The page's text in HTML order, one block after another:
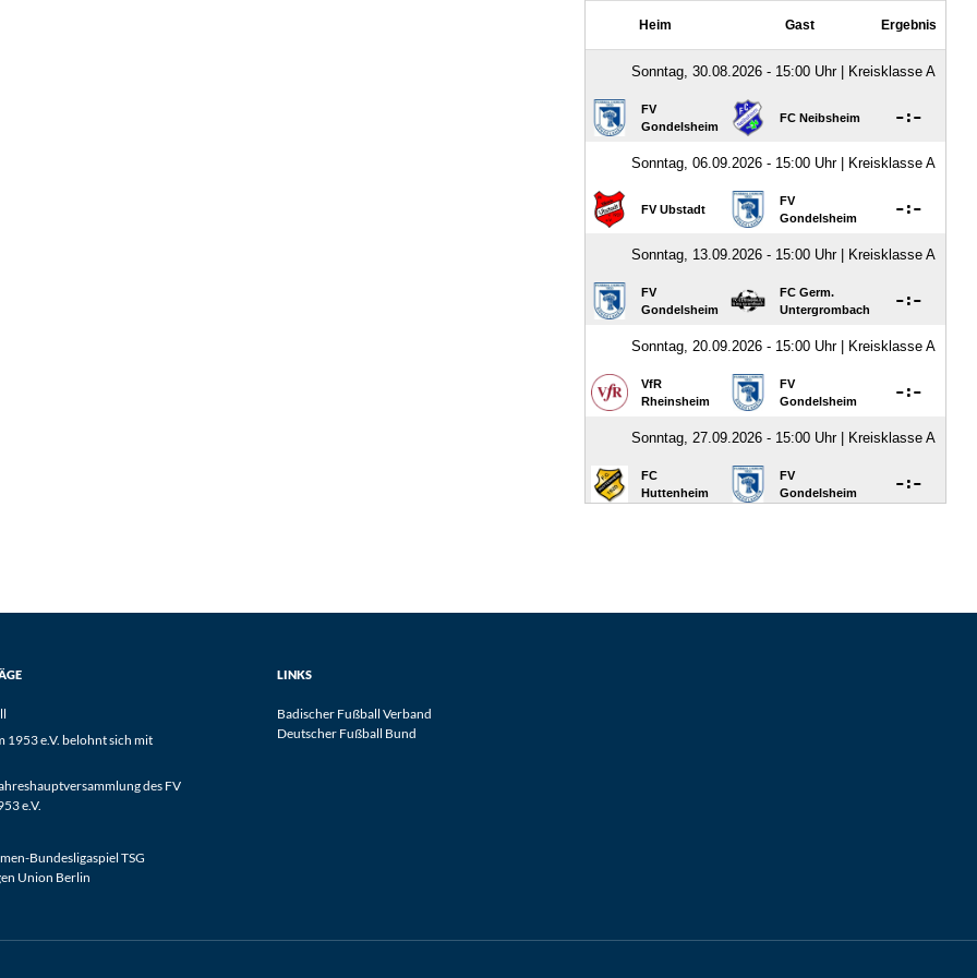
1953 e.V. belohnt sich mit
des FV
e.V.
Bundesligaspiel TSG
Union Berlin
LINKS
Badischer Fußball Verband
Deutscher Fußball Bund